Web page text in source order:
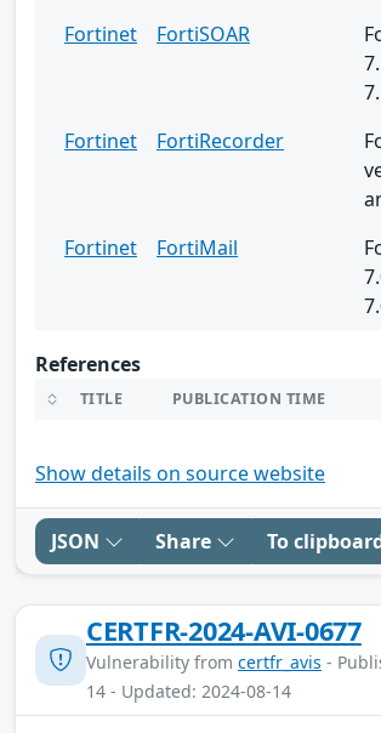
Fortinet
FortiSOAR
Fortinet
FortiRecorder
Fortinet
FortiMail
References
TITLE PUBLICATION TIME
Show details on source website
JSON Share To
CERTFR-2024-AVI-0677
Vulnerability from certfr_avis -
14 - Updated: 2024-08-14